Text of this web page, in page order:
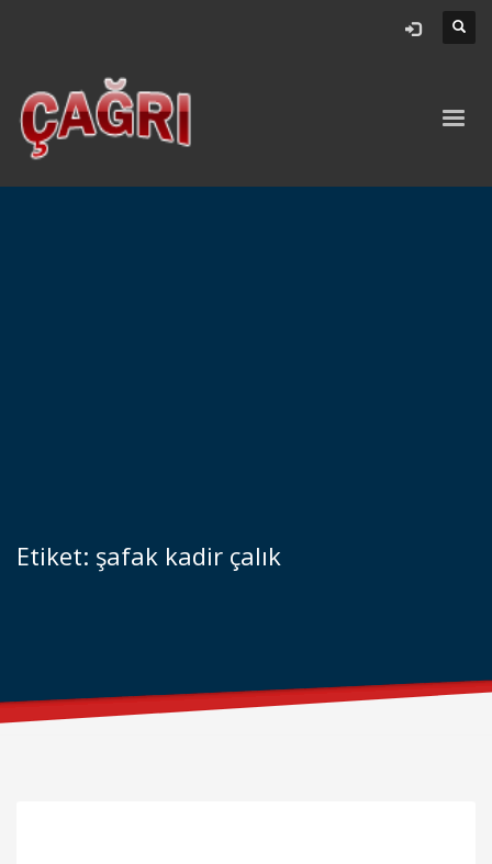
Etiket: şafak kadir çalık